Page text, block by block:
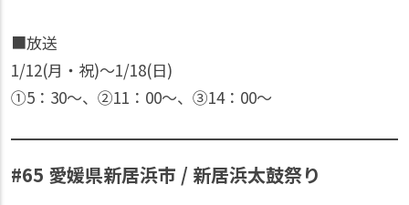
■放送
1/12(月・祝)〜1/18(日)
①5：30〜、②11：00〜、③14：00〜
#65 愛媛県新居浜市 / 新居浜太鼓祭り